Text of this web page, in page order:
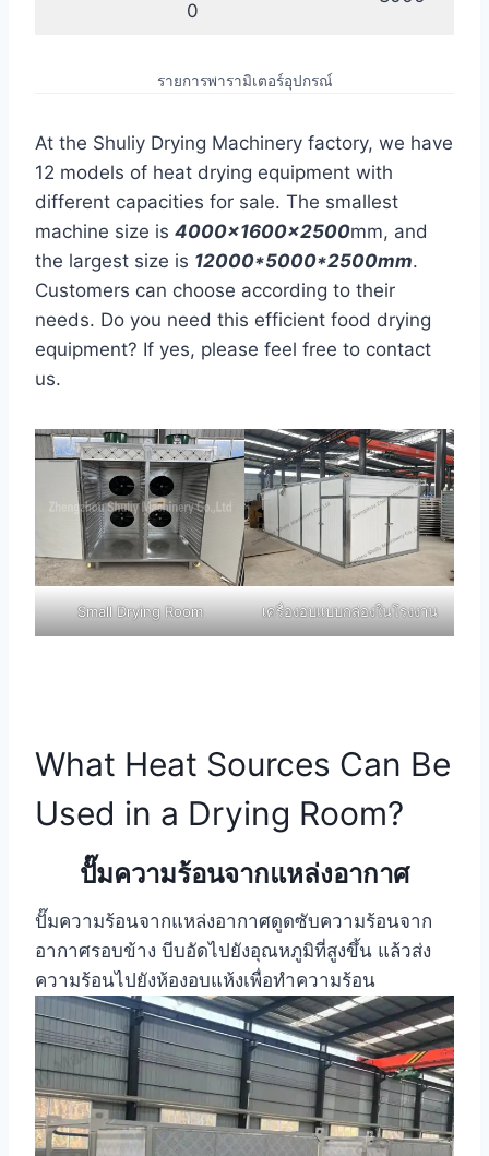
0
รายการพารามิเตอร์อุปกรณ์
At the Shuliy Drying Machinery factory, we have
12 models of heat drying equipment with
different capacities for sale. The smallest
machine size is 4000x1600x2500mm, and
the largest size is 12000*5000*2500mm.
Customers can choose according to their
needs. Do you need this efficient food drying
equipment? If yes, please feel free to contact
us.
Small Drying Room เครื่องอบแบบกล่องในโรงงาน
What Heat Sources Can Be
Used in a Drying Room?
ปั๊มความร้อนจากแหล่งอากาศ
ปั๊มความร้อนจากแหล่งอากาศดูดซับความร้อนจาก
อากาศรอบข้าง บีบอัดไปยังอุณหภูมิที่สูงขึ้น แล้วส่ง
ความร้อนไปยังห้องอบแห้งเพื่อทำความร้อน